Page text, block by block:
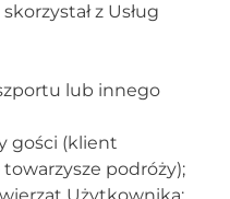
z Usług
lub innego
gości (klient
podróży);